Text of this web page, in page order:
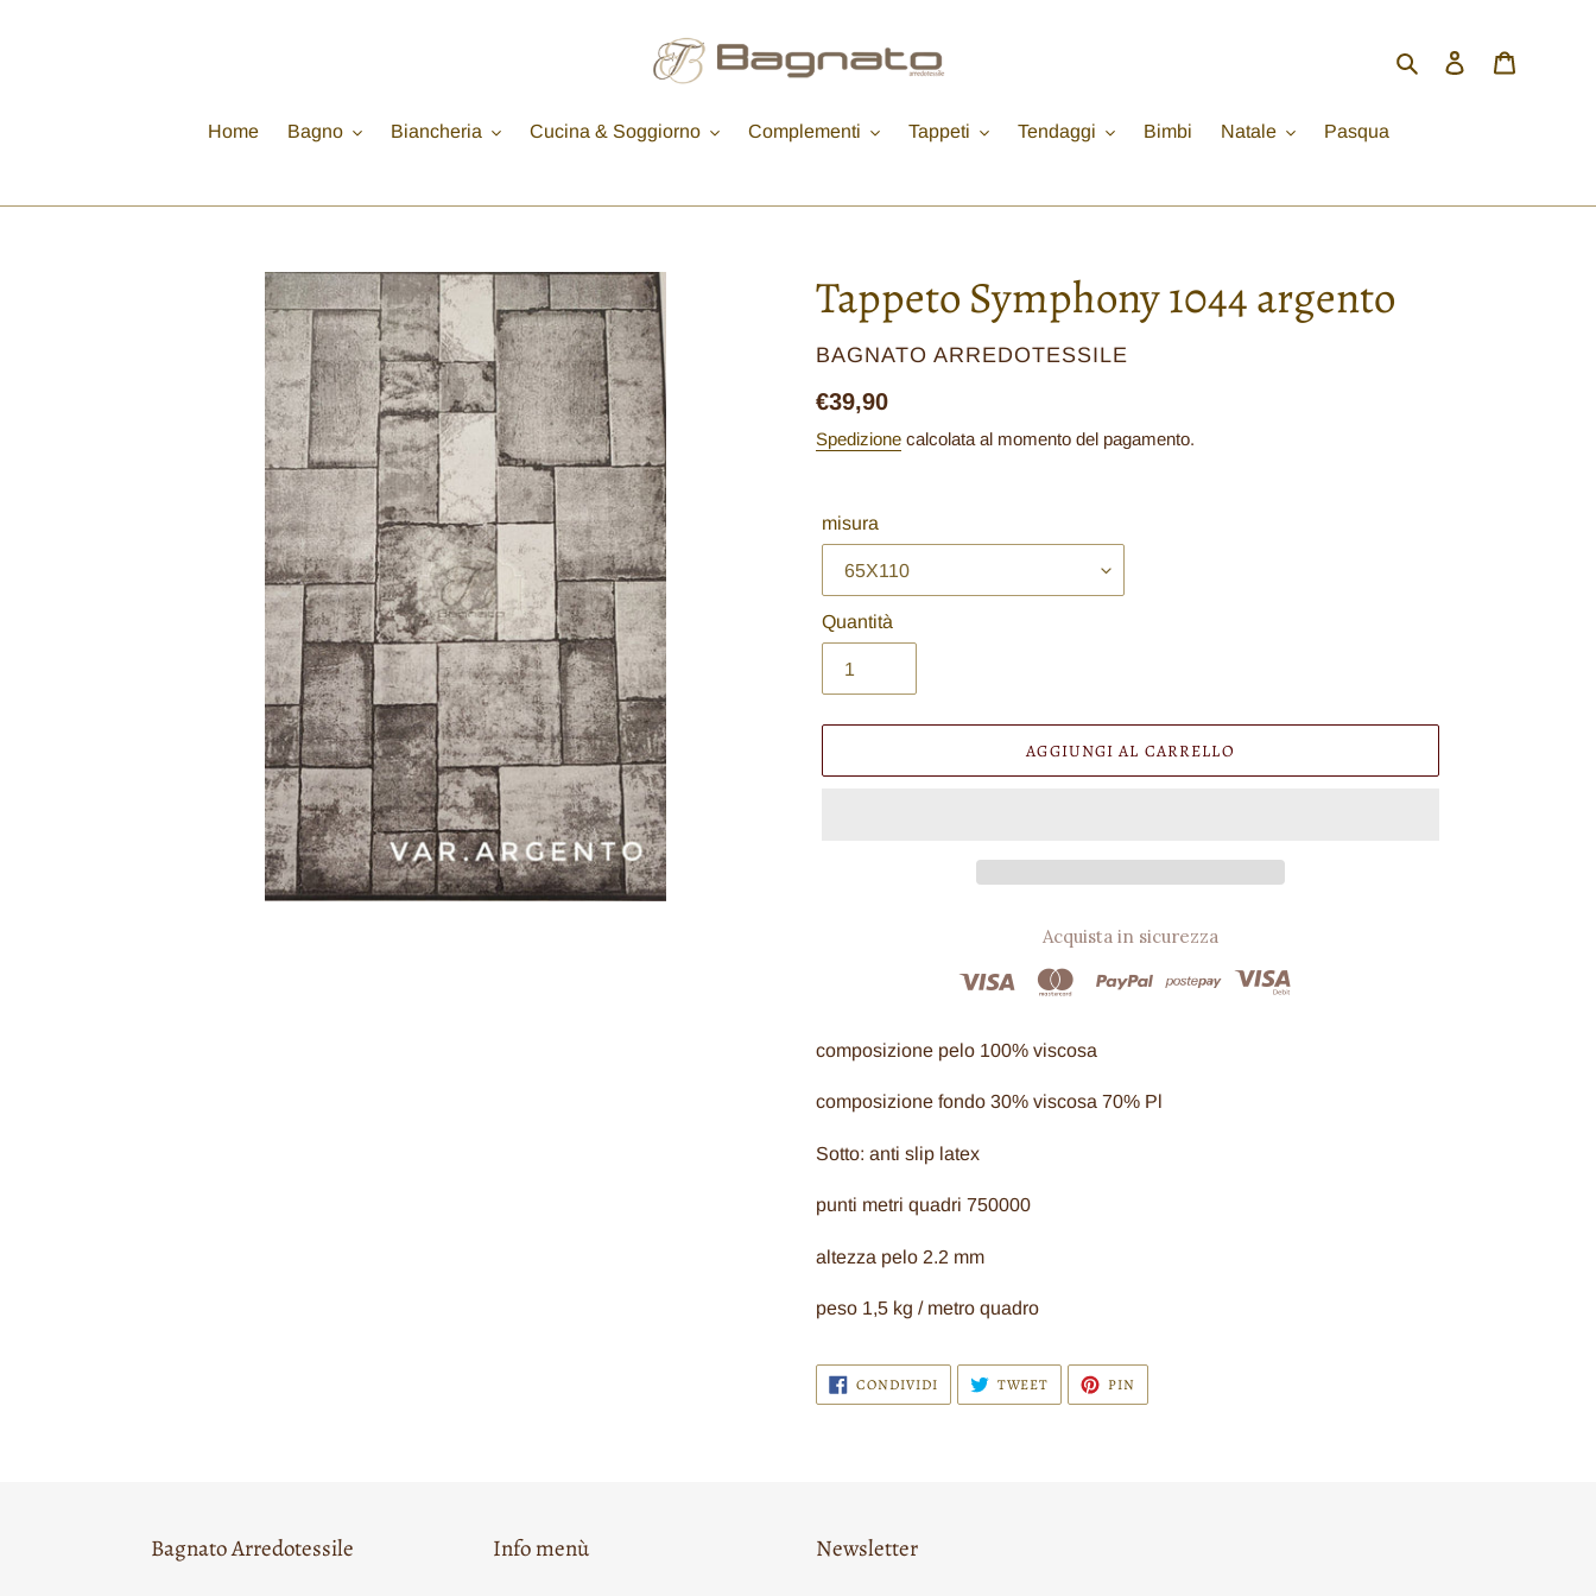
Cerca Accedi
Home Bagno Biancheria Cucina & Soggiorno Complementi Tappeti Tendaggi Bimbi Natale Pasqua
Tappeto Symphony 1044 argento
VENDITORE
BAGNATO ARREDOTESSILE
Prezzo
di
€39,90
Spedizione calcolata al momento del pagamento.
misura
Quantità
AGGIUNGI AL CARRELLO
Acquista in sicurezza
del
nel
composizione pelo 100% viscosa
composizione fondo 30% viscosa 70% Pl
Sotto: anti slip latex
punti metri quadri 750000
altezza pelo 2.2 mm
peso 1,5 kg / metro quadro
CONDIVIDICONDIVIDI
SU
FACEBOOK
TWEET TWITTA
TWITTER
PIN
PINTEREST
Bagnato Arredotessile Info menù Newsletter